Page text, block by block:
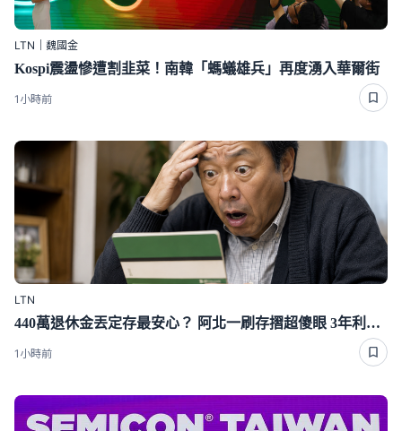
LTN｜魏國金
Kospi震盪慘遭割韭菜！南韓「螞蟻雄兵」再度湧入華爾街
1小時前
LTN
440萬退休金丟定存最安心？ 阿北一刷存摺超傻眼 3年利息僅1千多
1小時前